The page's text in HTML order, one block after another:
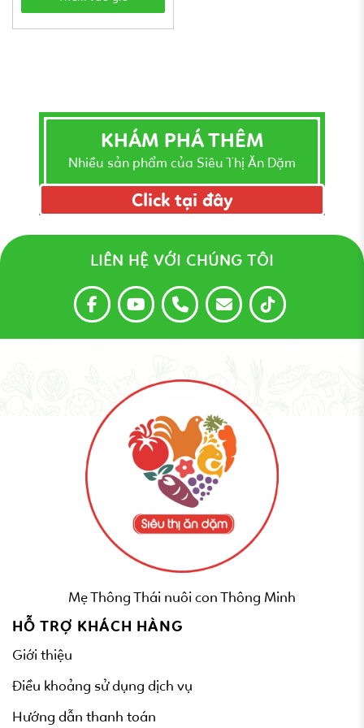
KHÁM PHÁ THÊM
Nhiều sản phẩm của Siêu Thị Ăn Dặm
Click tại đây
LIÊN HỆ VỚI CHÚNG TÔI
Mẹ Thông Thái nuôi con Thông Minh
HỖ TRỢ KHÁCH HÀNG
Giới thiệu
Điều khoảng sử dụng dịch vụ
Hướng dẫn thanh toán